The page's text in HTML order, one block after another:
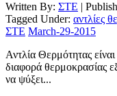
Written By: ΣΤΕ |
Tagged Under: αντλίες
ΣΤΕ March-29-2015
Αντλία Θερμότητας
διαφορά θερμοκρασίας
να ψύξει...